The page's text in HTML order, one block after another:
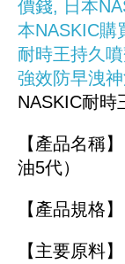
NASKIC耐時
【產品名稱】
油5代）
【產品規格
【主要原料